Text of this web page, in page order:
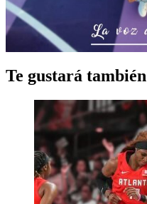
Te gustará también